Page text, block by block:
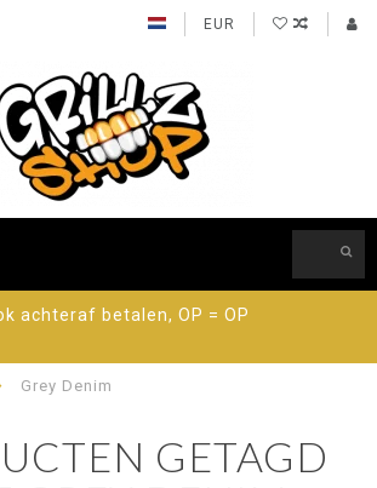
EUR
achteraf betalen, OP = OP
Grey Denim
GETAGD